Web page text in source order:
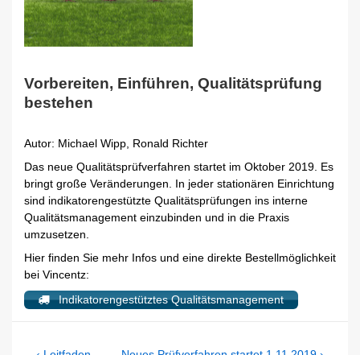
Vorbereiten, Einführen, Qualitätsprüfung
bestehen
Autor: Michael Wipp, Ronald Richter
Das neue Qualitätsprüfverfahren startet im Oktober 2019. Es
bringt große Veränderungen. In jeder stationären Einrichtung
sind indikatorengestützte Qualitätsprüfungen ins interne
Qualitätsmanagement einzubinden und in die Praxis
umzusetzen.
Hier finden Sie mehr Infos und eine direkte Bestellmöglichkeit
bei Vincentz:
Indikatorengestütztes Qualitätsmanagement